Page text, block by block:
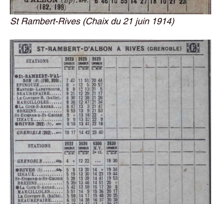
St Rambert-Rives (Chaix du 21 juin 1914)